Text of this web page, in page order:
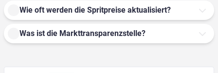
Wie oft werden die Spritpreise aktualisiert?
Was ist die Markttransparenzstelle?